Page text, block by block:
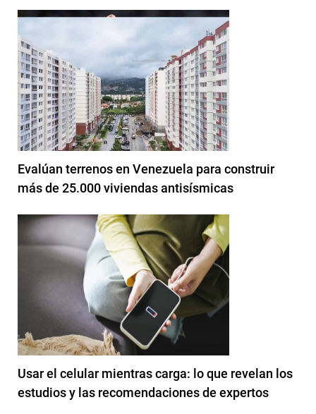
Evalúan terrenos en Venezuela para construir
más de 25.000 viviendas antisísmicas
Usar el celular mientras carga: lo que revelan los
estudios y las recomendaciones de expertos